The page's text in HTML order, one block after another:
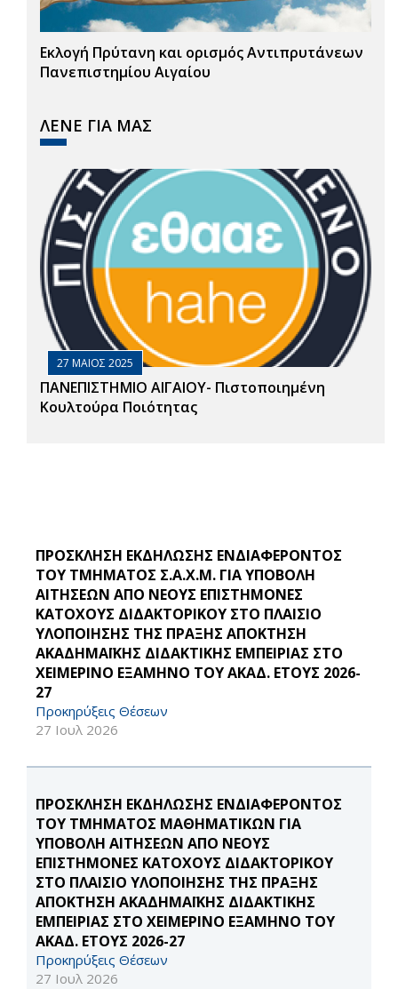
Εκλογή Πρύτανη και ορισμός Αντιπρυτάνεων
Πανεπιστημίου Αιγαίου
ΛΕΝΕ ΓΙΑ ΜΑΣ
27 ΜΑΙΟΣ 2025
ΠΑΝΕΠΙΣΤΗΜΙΟ ΑΙΓΑΙΟΥ- Πιστοποιημένη
Κουλτούρα Ποιότητας
ΠΡΟΣΚΛΗΣΗ ΕΚΔΗΛΩΣΗΣ ΕΝΔΙΑΦΕΡΟΝΤΟΣ
ΤΟΥ ΤΜΗΜΑΤΟΣ Σ.Α.Χ.Μ. ΓΙΑ ΥΠΟΒΟΛΗ
ΑΙΤΗΣΕΩΝ ΑΠΟ ΝΕΟΥΣ ΕΠΙΣΤΗΜΟΝΕΣ
ΚΑΤΟΧΟΥΣ ΔΙΔΑΚΤΟΡΙΚΟΥ ΣΤΟ ΠΛΑΙΣΙΟ
ΥΛΟΠΟΙΗΣΗΣ ΤΗΣ ΠΡΑΞΗΣ ΑΠΟΚΤΗΣΗ
ΑΚΑΔΗΜΑΪΚΗΣ ΔΙΔΑΚΤΙΚΗΣ ΕΜΠΕΙΡΙΑΣ ΣΤΟ
ΧΕΙΜΕΡΙΝΟ ΕΞΑΜΗΝΟ ΤΟΥ ΑΚΑΔ. ΕΤΟΥΣ 2026-
27
Προκηρύξεις Θέσεων
27 Ιουλ 2026
ΠΡΟΣΚΛΗΣΗ ΕΚΔΗΛΩΣΗΣ ΕΝΔΙΑΦΕΡΟΝΤΟΣ
ΤΟΥ ΤΜΗΜΑΤΟΣ ΜΑΘΗΜΑΤΙΚΩΝ ΓΙΑ
ΥΠΟΒΟΛΗ ΑΙΤΗΣΕΩΝ ΑΠΟ ΝΕΟΥΣ
ΕΠΙΣΤΗΜΟΝΕΣ ΚΑΤΟΧΟΥΣ ΔΙΔΑΚΤΟΡΙΚΟΥ
ΣΤΟ ΠΛΑΙΣΙΟ ΥΛΟΠΟΙΗΣΗΣ ΤΗΣ ΠΡΑΞΗΣ
ΑΠΟΚΤΗΣΗ ΑΚΑΔΗΜΑΪΚΗΣ ΔΙΔΑΚΤΙΚΗΣ
ΕΜΠΕΙΡΙΑΣ ΣΤΟ ΧΕΙΜΕΡΙΝΟ ΕΞΑΜΗΝΟ ΤΟΥ
ΑΚΑΔ. ΕΤΟΥΣ 2026-27
Προκηρύξεις Θέσεων
27 Ιουλ 2026